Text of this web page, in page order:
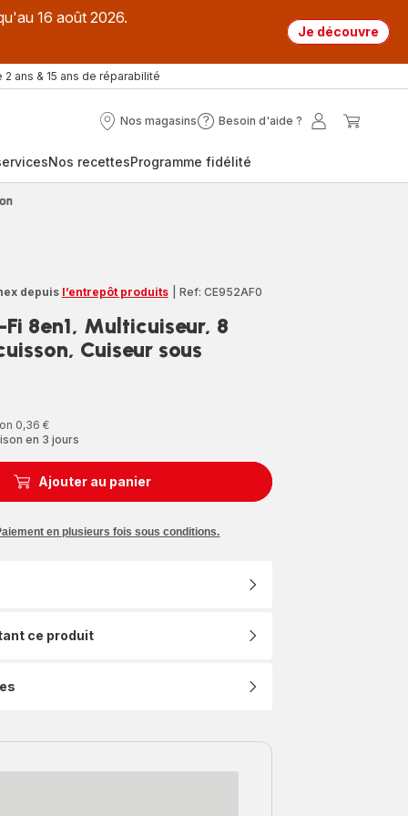
16 août 2026.
Je découvre
2 ans & 15 ans de réparabilité
Nos magasins
Nos
Besoin d'aide ?
Besoin
?
Mon
Nos recettesProgramme fidélité
depuis l’entrepôt produits Ref: CE952AF0
8en1, Multicuiseur, 8
Cuiseur sous
0,36 €
en 3 jours
Ajouter au panier
en plusieurs fois sous conditions.
ce produit